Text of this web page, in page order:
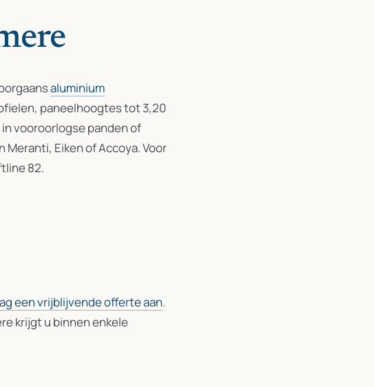
aluminium
paneelhoogtes tot 3,20
vooroorlogse panden of
Meranti, Eiken of Accoya. Voor
82.
een vrijblijvende offerte aan.
krijgt u binnen enkele